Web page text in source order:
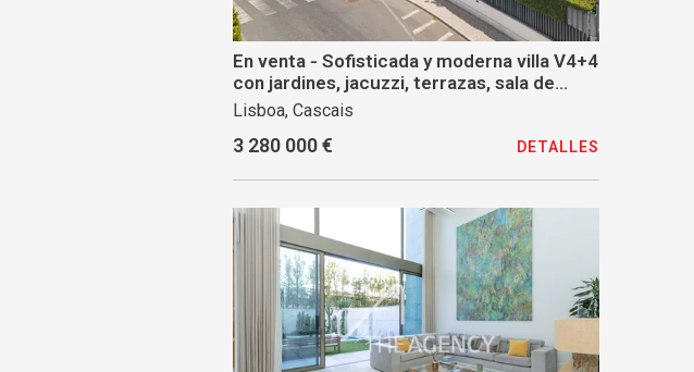
En venta - Sofisticada y moderna villa V4+4
con jardines, jacuzzi, terrazas, sala de
cine, ascensor, en una zona tranquila y
Lisboa, Cascais
3 280 000 € DETALLES